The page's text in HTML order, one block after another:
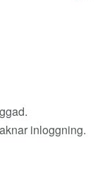
inloggning.